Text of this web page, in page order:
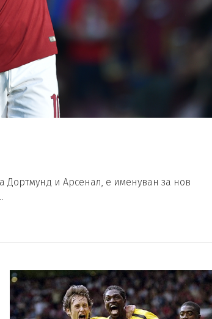
и Арсенал, е именуван за нов